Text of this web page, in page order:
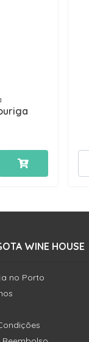
WINE HOUSE
no Porto